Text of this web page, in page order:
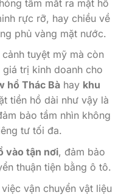
tầm mắt ra mặt hồ
rực rỡ, hay chiều về
phủ vàng mặt nước.
tuyệt mỹ mà còn
trị kinh doanh cho
hồ Thác Bàhay khu
tiền hồ dài như vậy là
bảo tầm nhìn không
tư tối đa.
vào tận nơi, đảm bảo
thuận tiện bằng ô tô.
vận chuyển vật liệu